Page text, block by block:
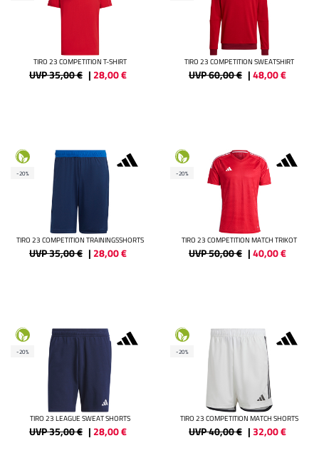
TIRO 23 COMPETITION T-SHIRT
UVP 35,00 € |28,00€
TIRO 23 COMPETITION SWEATSHIRT
UVP 60,00 € |48,00€
-20%
TIRO 23 COMPETITION TRAININGSSHORTS
UVP 35,00 € |28,00€
-20%
TIRO 23 COMPETITION MATCH TRIKOT
UVP 50,00 € |40,00€
-20%
TIRO 23 LEAGUE SWEAT SHORTS
UVP 35,00 € |28,00€
-20%
TIRO 23 COMPETITION MATCH SHORTS
UVP 40,00 € |32,00€